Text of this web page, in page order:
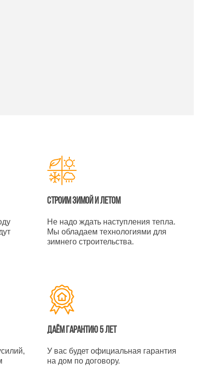
Строим зимой и летом
Не надо ждать наступления тепла.
Мы обладаем технологиями для
зимнего строительства.
Даём гарантию 5 лет
У вас будет официальная гарантия
на дом по договору.